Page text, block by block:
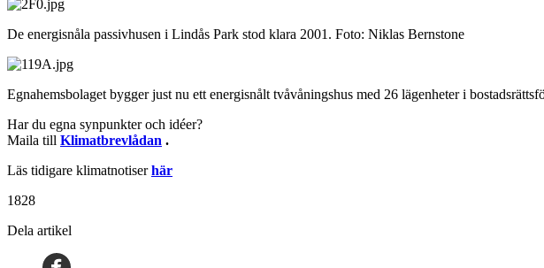
De energisnåla passivhusen i Lindås Park stod klara 2001. Foto: Niklas Bernstone
Egnahemsbolaget bygger just nu ett energisnålt tvåvåningshus med 26 lägenheter i
Har du egna synpunkter och idéer?
Maila till Klimatbrevlådan .
Läs tidigare klimatnotiserhär
1828
Dela artikel